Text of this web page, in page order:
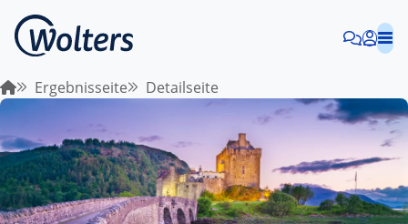
Ergebnisseite Detailseite